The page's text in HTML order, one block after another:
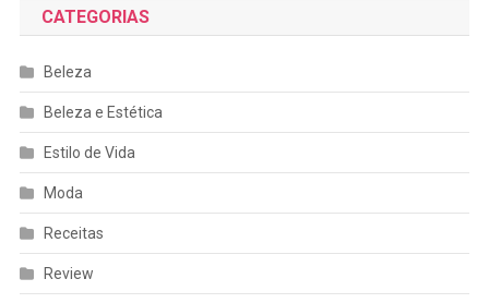
CATEGORIAS
Beleza
Beleza e Estética
Estilo de Vida
Moda
Receitas
Review